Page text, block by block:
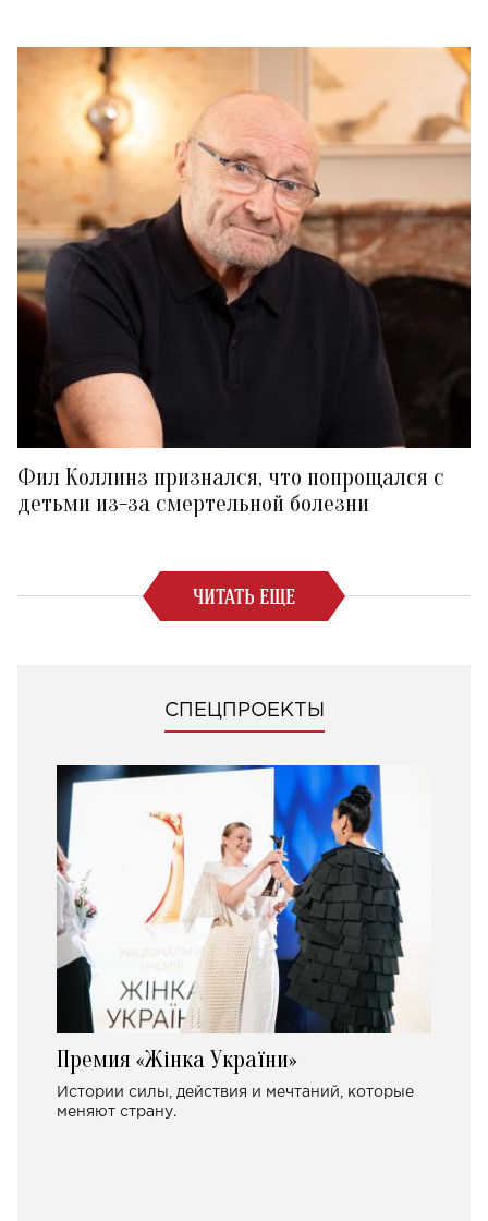
Фил Коллинз признался, что попрощался с
детьми из-за смертельной болезни
ЧИТАТЬ ЕЩЕ
СПЕЦПРОЕКТЫ
Премия «Жінка України»
Истории силы, действия и мечтаний, которые
меняют страну.